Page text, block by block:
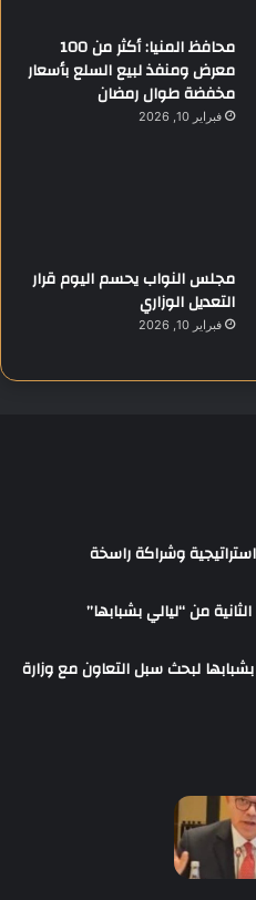
محافظ المنيا: أكثر من 100
معرض ومنفذ لبيع السلع بأسعار
مخفضة طوال رمضان
فبراير 10, 2026
مجلس النواب يحسم اليوم قرار
التعديل الوزاري
فبراير 10, 2026
وشراكة راسخة
من “ليالي بشبابها”
بشبابها لبحث سبل التعاون مع وزارة